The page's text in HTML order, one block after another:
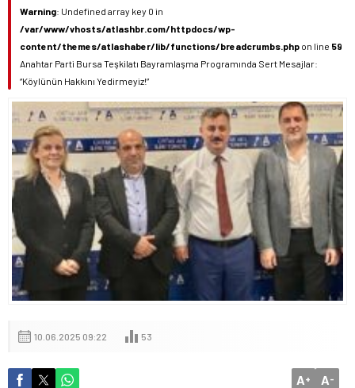
Warning: Undefined array key 0 in
/var/www/vhosts/atlashbr.com/httpdocs/wp-
content/themes/atlashaber/lib/functions/breadcrumbs.php on line 59
Anahtar Parti Bursa Teşkilatı Bayramlaşma Programında Sert Mesajlar:
“Köylünün Hakkını Yedirmeyiz!”
10.06.2025 09:22 53
A+ A-